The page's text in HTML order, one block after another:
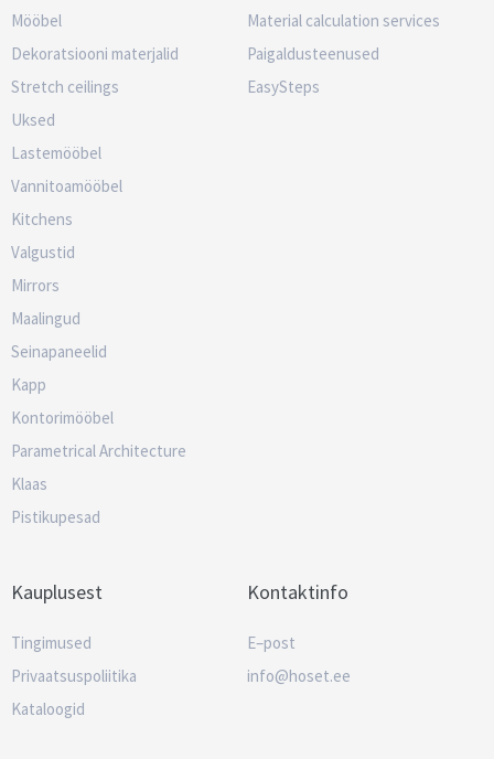
Mööbel
Dekoratsiooni materjalid
Stretch ceilings
Uksed
Lastemööbel
Vannitoamööbel
Kitchens
Valgustid
Mirrors
Maalingud
Seinapaneelid
Kapp
Kontorimööbel
Parametrical Architecture
Klaas
Pistikupesad
Material calculation services
Paigaldusteenused
EasySteps
Kauplusest
Tingimused
Privaatsuspoliitika
Kataloogid
Kontaktinfo
E–post
info@hoset.ee